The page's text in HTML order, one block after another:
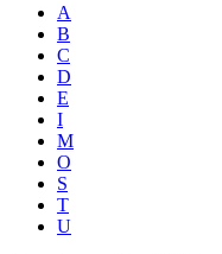
A
B
C
D
E
I
M
O
S
T
U